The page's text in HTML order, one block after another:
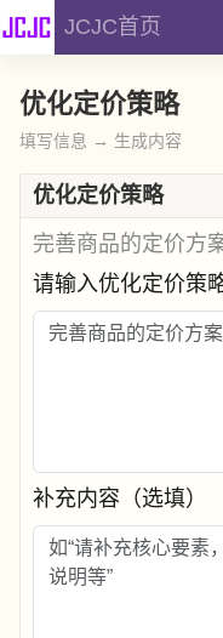
JCJC首页
优化定价策略
填写信息 → 生成内容
优化定价策略
完善商品的定价方
请输入优化定价策
补充内容（选填）